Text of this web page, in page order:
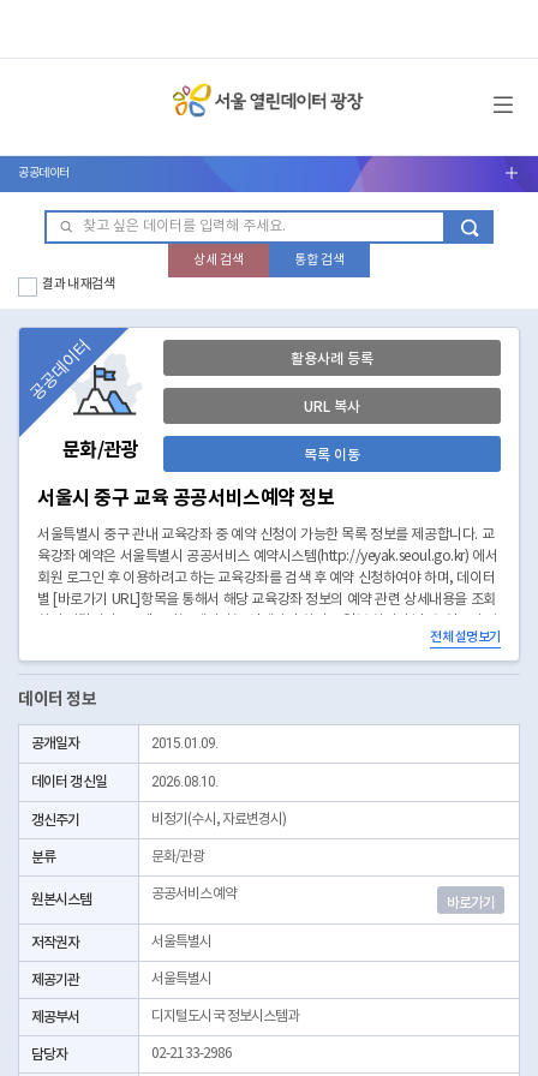
메뉴 열기
공공데이터 서브메뉴 열기
상세 검색
통합 검색
결과 내 재검색
문화/관광
공공데이터 활용사례 등록
URL 복사
목록 이동
서울시 중구 교육 공공서비스예약 정보
서울특별시 중구 관내 교육강좌 중 예약 신청이 가능한 목록 정보를 제공합니다. 교
육강좌 예약은 서울특별시 공공서비스 예약시스템(http://yeyak.seoul.go.kr) 에서
회원 로그인 후 이용하려고 하는 교육강좌를 검색 후 예약 신청하여야 하며, 데이터
별 [바로가기 URL]항목을 통해서 해당 교육강좌 정보의 예약 관련 상세내용을 조회
전체 설명보기
데이터 정보
공개일자 2015.01.09.
데이터 갱신일 2026.08.10.
갱신주기 비정기(수시, 자료변경시)
분류 문화/관광
원본시스템 공공서비스예약
바로가기
저작권자 서울특별시
제공기관 서울특별시
제공부서 디지털도시국 정보시스템과
담당자 02-2133-2986